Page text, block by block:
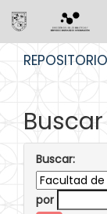
Buscar
Buscar:
por